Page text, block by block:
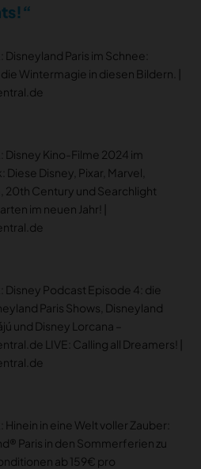
Disneyland Paris im Schnee:
Wintermagie in diesen Bildern. |
Disney Kino-Filme 2024 im
Diese Disney, Pixar, Marvel,
20th Century und Searchlight
im neuen Jahr! |
Disney Podcast Episode 4: die
Paris Shows, Disneyland
und Disney Lorcana –
LIVE: Calling all Dreamers! |
Hinein in eine Welt voller Zauber:
Paris in den Sommerferien zu
ab 159€ pro